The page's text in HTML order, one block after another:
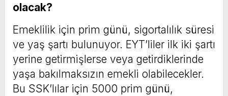
olacak?
Emeklilik için prim günü, sigortalılık süresi
ve yaş şartı bulunuyor. EYT’liler ilk iki şartı
yerine getirmişlerse veya getirdiklerinde
yaşa bakılmaksızın emekli olabilecekler.
Bu SSK’lılar için 5000 prim günü,